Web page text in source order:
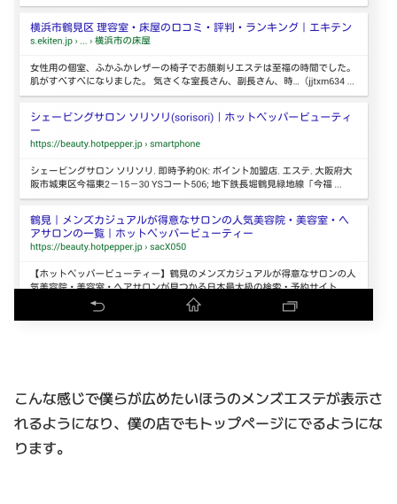
こんな感じで僕らが広めたいほうのメンズエステが表示さ
れるようになり、僕の店でもトップページにでるようにな
ります。